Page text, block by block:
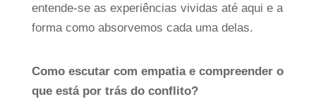
entende-se as experiências vividas até aqui e a
forma como absorvemos cada uma delas.
Como escutar com empatia e compreender o
que está por trás do conflito?